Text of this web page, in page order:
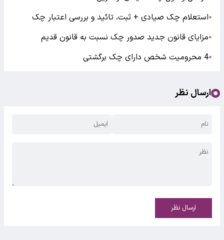
●استعلام چک صیادی + ثبت، تائید و بررسی اعتبار چک
●مزایای قانون جدید صدور چک نسبت به قانون قدیم
●4 محرومیت شخص دارای چک برگشتی
ارسال نظر
ارسال نظر